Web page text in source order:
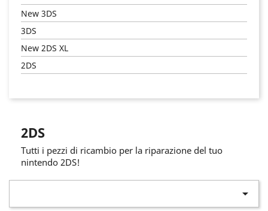
New 3DS
3DS
New 2DS XL
2DS
2DS
Tutti i pezzi di ricambio per la riparazione del tuo
nintendo 2DS!
